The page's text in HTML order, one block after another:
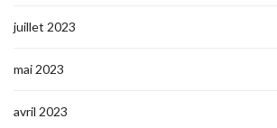
juillet 2023
mai 2023
avril 2023